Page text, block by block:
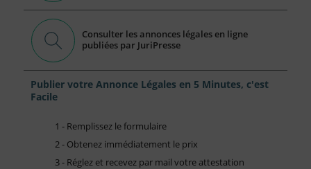
Consulter les annonces légales en ligne
publiées par JuriPresse
Publier votre Annonce Légales en 5 Minutes, c'est
Facile
1 - Remplissez le formulaire
2 - Obtenez immédiatement le prix
3 - Réglez et recevez par mail votre attestation